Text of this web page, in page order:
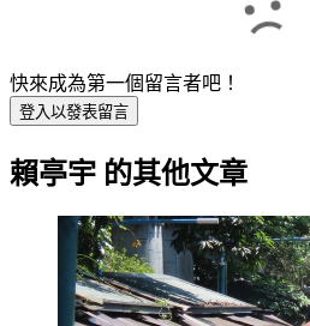
快來成為第一個留言者吧！
登入以發表留言
賴亭宇 的其他文章